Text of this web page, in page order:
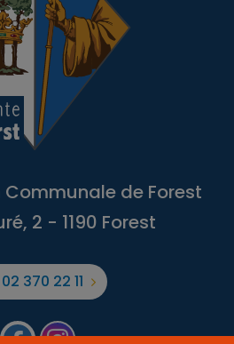
de Forest
2 - 1190 Forest
02 370 22 11